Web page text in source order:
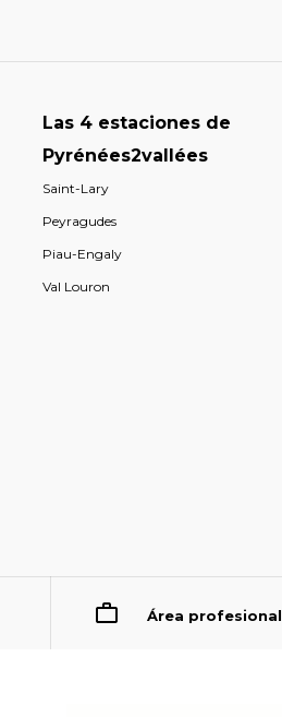
Las 4 estaciones de
Pyrénées2vallées
Saint-Lary
Peyragudes
Piau-Engaly
Val Louron
Área profesional